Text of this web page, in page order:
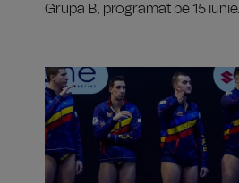
Grupa B, programat pe 15 iunie.